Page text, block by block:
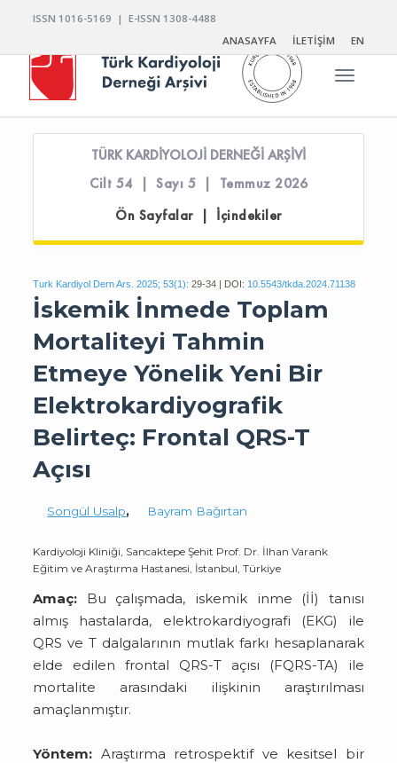
ISSN 1016-5169 | E-ISSN 1308-4488
ANASAYFA
İLETİŞİM EN
Toggle
TÜRK KARDİYOLOJİ DERNEĞİ ARŞİVİ
Cilt 54 | Sayı 5 | Temmuz 2026
Ön Sayfalar | İçindekiler
Turk Kardiyol Dern Ars. 2025; 53(1): 29-34 | DOI: 10.5543/tkda.2024.71138
İskemik İnmede Toplam
Mortaliteyi Tahmin
Etmeye Yönelik Yeni Bir
Elektrokardiyografik
Belirteç: Frontal QRS-T
Açısı
Songül Usalp, Bayram Bağırtan
Kardiyoloji Kliniği, Sancaktepe Şehit Prof. Dr. İlhan Varank
Eğitim ve Araştırma Hastanesi, İstanbul, Türkiye
Amaç: Bu çalışmada, iskemik inme (İİ) tanısı
almış hastalarda, elektrokardiyografi (EKG) ile
QRS ve T dalgalarının mutlak farkı hesaplanarak
elde edilen frontal QRS-T açısı (FQRS-TA) ile
mortalite arasındaki ilişkinin araştırılması
amaçlanmıştır.
Yöntem: Araştırma retrospektif ve kesitsel bir